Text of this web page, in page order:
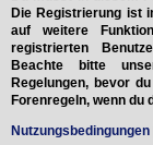
Die Registrierung ist
auf weitere
registrierten
Beachte bitte
Regelungen, bevor
Forenregeln, wenn du
Nutzungsbedingungen